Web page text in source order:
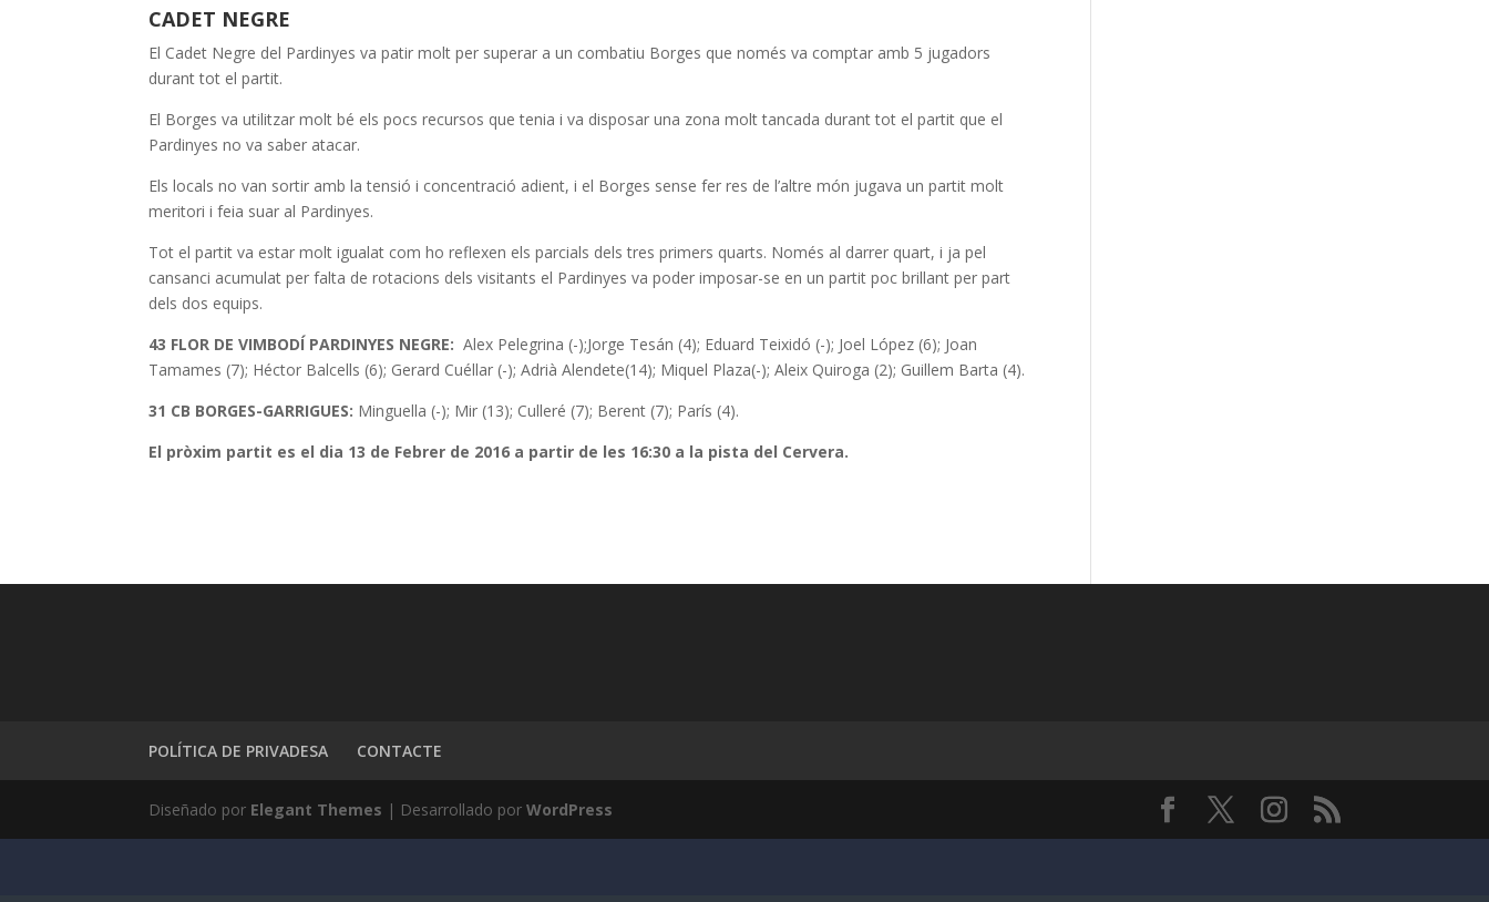
CADET NEGRE
El Cadet Negre del Pardinyes va patir molt per superar a un combatiu Borges que només va comptar amb 5 jugadors
durant tot el partit.
El Borges va utilitzar molt bé els pocs recursos que tenia i va disposar una zona molt tancada durant tot el partit que el
Pardinyes no va saber atacar.
Els locals no van sortir amb la tensió i concentració adient, i el Borges sense fer res de l’altre món jugava un partit molt
meritori i feia suar al Pardinyes.
Tot el partit va estar molt igualat com ho reflexen els parcials dels tres primers quarts. Només al darrer quart, i ja pel
cansanci acumulat per falta de rotacions dels visitants el Pardinyes va poder imposar-se en un partit poc brillant per part
dels dos equips.
43 FLOR DE VIMBODÍ PARDINYES NEGRE:Alex Pelegrina (-);Jorge Tesán (4); Eduard Teixidó (-); Joel López (6); Joan
Tamames (7); Héctor Balcells (6); Gerard Cuéllar (-); Adrià Alendete(14); Miquel Plaza(-); Aleix Quiroga (2); Guillem Barta (4).
31 CB BORGES-GARRIGUES: Minguella (-); Mir (13); Culleré (7); Berent (7); París (4).
El pròxim partit es el dia 13 de Febrer de 2016 a partir de les 16:30 a la pista del Cervera.
POLÍTICA DE PRIVADESA CONTACTE
Diseñado por Elegant Themes | Desarrollado porWordPress